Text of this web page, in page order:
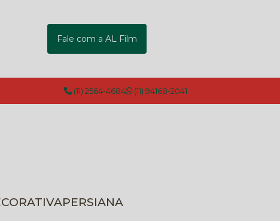
Fale com a AL Film
(11) 2564-4684 (11) 94168-2041
PERSIANA